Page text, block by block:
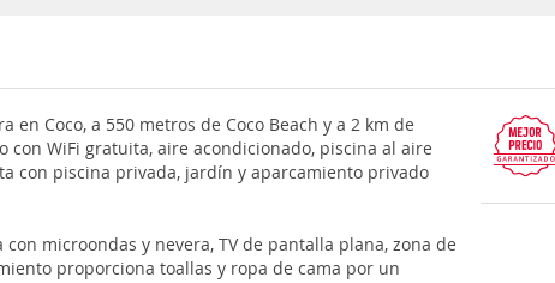
en Coco, a 550 metros de Coco Beach y a 2 km de
con WiFi gratuita, aire acondicionado, piscina al aire
con piscina privada, jardín y aparcamiento privado
microondas y nevera, TV de pantalla plana, zona de
proporciona toallas y ropa de cama por un